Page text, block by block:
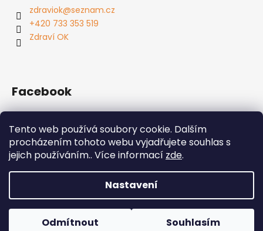
Tento web používá soubory cookie. Dalším
procházením tohoto webu vyjadřujete souhlas s
jejich používáním.. Více informací zde.
Nastavení
Odmítnout Souhlasím
zdraviok@seznam.cz
+420 733 353 519
Zdraví OK
Facebook
Jak nakupovat Facebook
Copyright 2026Zdraví OK s.r.o. Všechna práva